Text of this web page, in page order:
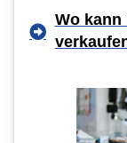
Wo kann